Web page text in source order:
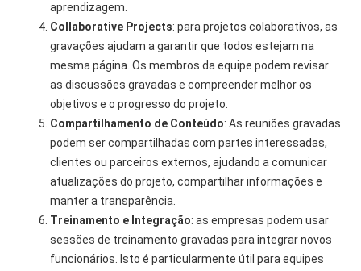
aprendizagem.
Collaborative Projects: para projetos colaborativos, as
gravações ajudam a garantir que todos estejam na
mesma página. Os membros da equipe podem revisar
as discussões gravadas e compreender melhor os
objetivos e o progresso do projeto.
Compartilhamento de Conteúdo: As reuniões gravadas
podem ser compartilhadas com partes interessadas,
clientes ou parceiros externos, ajudando a comunicar
atualizações do projeto, compartilhar informações e
manter a transparência.
Treinamento e Integração: as empresas podem usar
sessões de treinamento gravadas para integrar novos
funcionários. Isto é particularmente útil para equipes